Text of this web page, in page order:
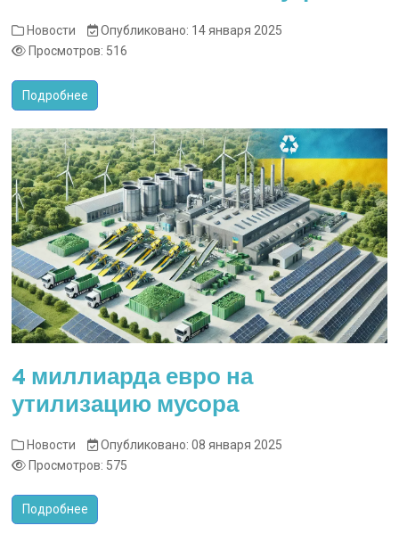
Новости
Опубликовано: 14 января 2025
Просмотров: 516
Подробнее
4 миллиарда евро на
утилизацию мусора
Новости
Опубликовано: 08 января 2025
Просмотров: 575
Подробнее